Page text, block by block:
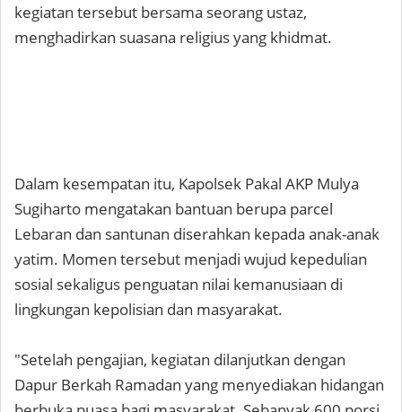
kegiatan tersebut bersama seorang ustaz,
menghadirkan suasana religius yang khidmat.
Dalam kesempatan itu, Kapolsek Pakal AKP Mulya
Sugiharto mengatakan bantuan berupa parcel
Lebaran dan santunan diserahkan kepada anak-anak
yatim. Momen tersebut menjadi wujud kepedulian
sosial sekaligus penguatan nilai kemanusiaan di
lingkungan kepolisian dan masyarakat.
"Setelah pengajian, kegiatan dilanjutkan dengan
Dapur Berkah Ramadan yang menyediakan hidangan